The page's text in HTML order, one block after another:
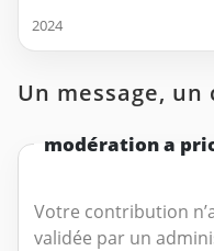
2024
Un message,
modération a
Votre contribution
validée par un